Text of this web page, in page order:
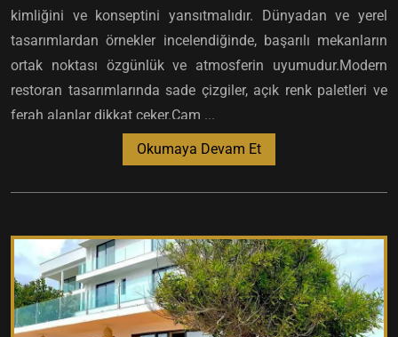
kimliğini ve konseptini yansıtmalıdır. Dünyadan ve yerel
tasarımlardan örnekler incelendiğinde, başarılı mekanların
ortak noktası özgünlük ve atmosferin uyumudur.Modern
restoran tasarımlarında sade çizgiler, açık renk paletleri ve
ferah alanlar dikkat çeker.Cam ...
Okumaya Devam Et